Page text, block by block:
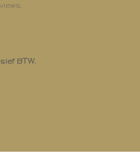
BTW.